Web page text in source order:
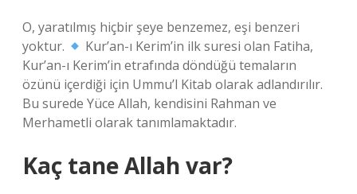
O, yaratılmış hiçbir şeye benzemez, eşi benzeri
yoktur.
Kur’an-ı Kerim’in ilk suresi olan Fatiha,
Kur’an-ı Kerim’in etrafında döndüğü temaların
özünü içerdiği için Ummu’l Kitab olarak adlandırılır.
Bu surede Yüce Allah, kendisini Rahman ve
Merhametli olarak tanımlamaktadır.
Kaç tane Allah var?